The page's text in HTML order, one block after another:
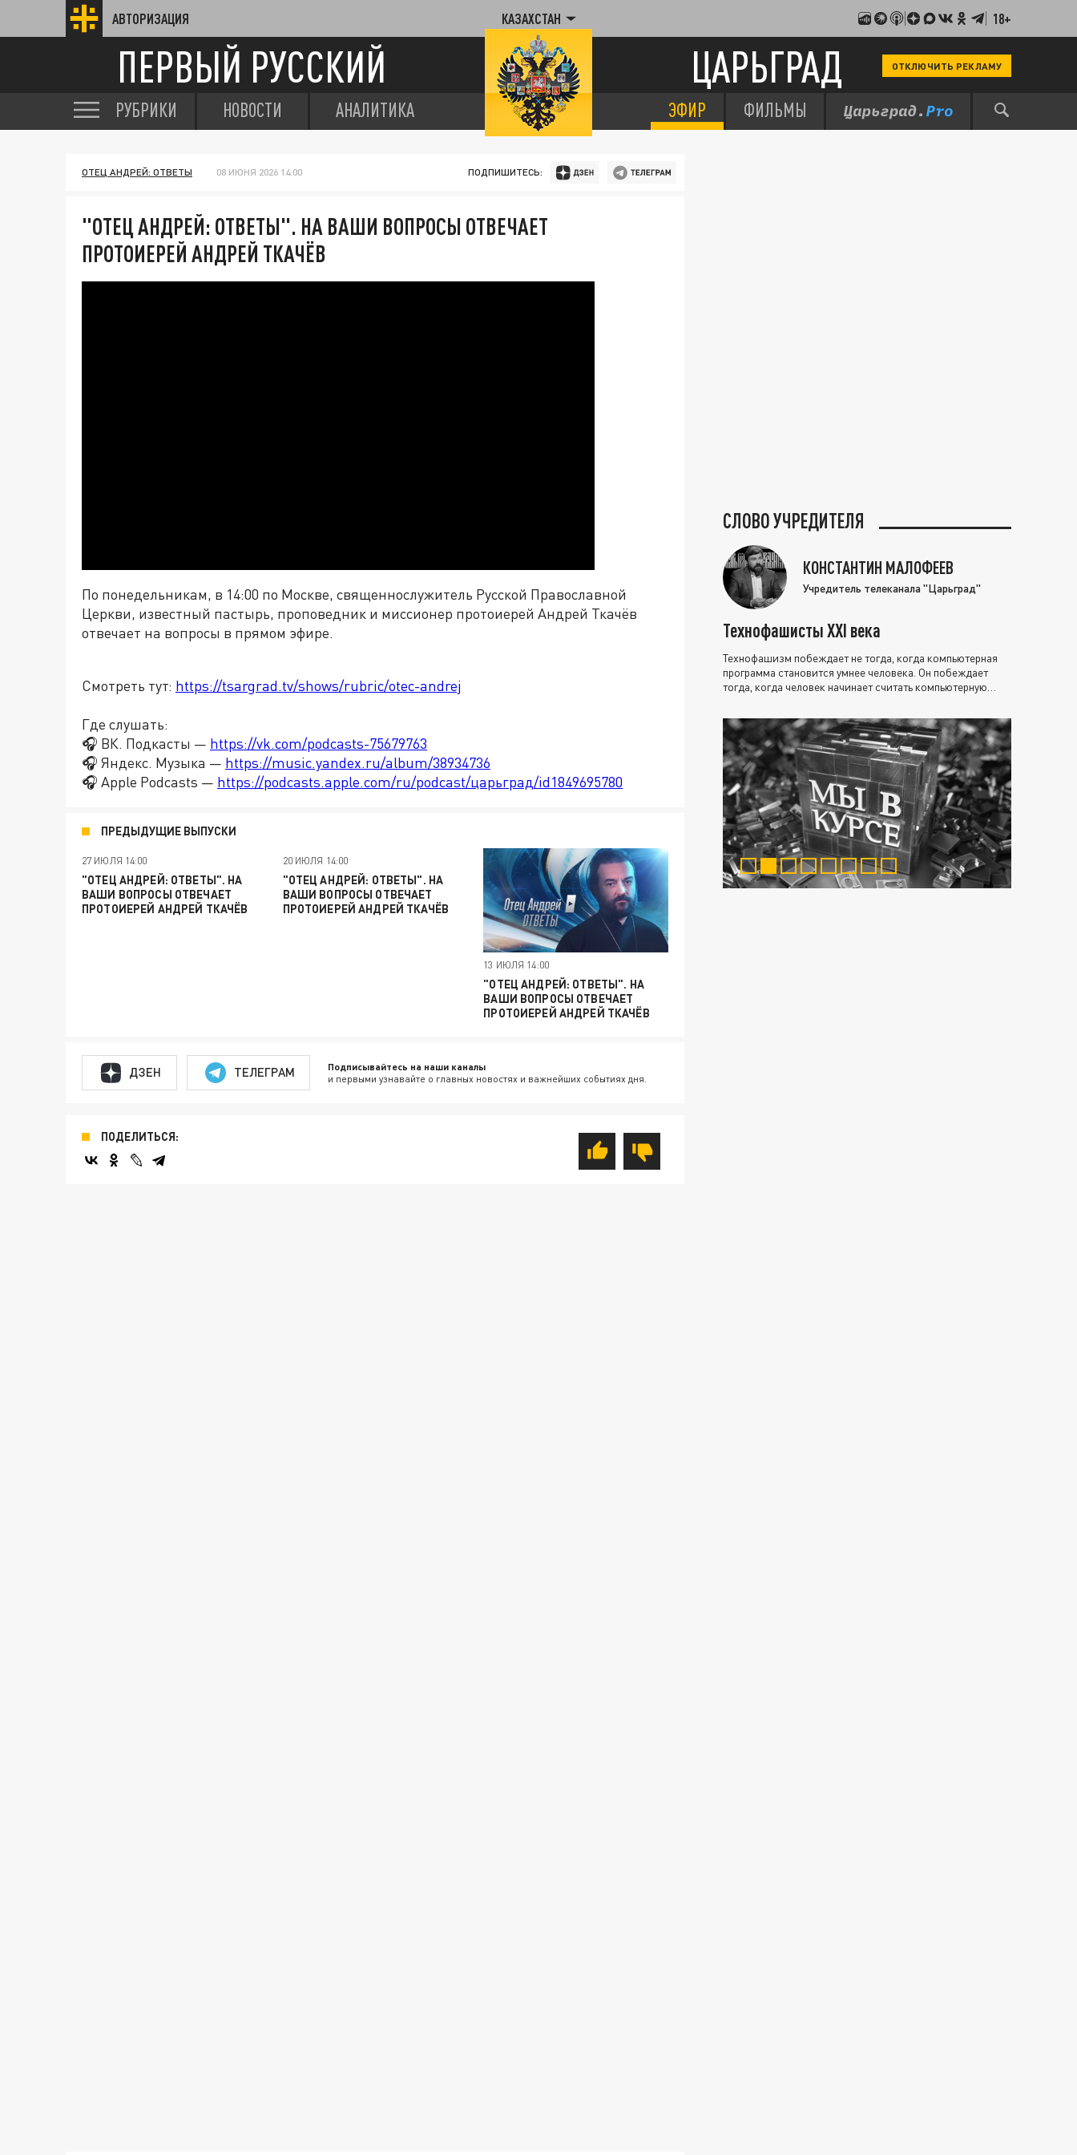
АВТОРИЗАЦИЯ КАЗАХСТАН 18+
ПЕРВЫЙ РУССКИЙ ЦАРЬГРАД ОТКЛЮЧИТЬ РЕКЛАМУ
РУБРИКИ НОВОСТИ АНАЛИТИКА ЭФИР ФИЛЬМЫ
ОТЕЦ АНДРЕЙ: ОТВЕТЫ 08 ИЮНЯ 2026 14:00 ПОДПИШИТЕСЬ:
"ОТЕЦ АНДРЕЙ: ОТВЕТЫ". НА ВАШИ ВОПРОСЫ ОТВЕЧАЕТ
ПРОТОИЕРЕЙ АНДРЕЙ ТКАЧЁВ
По понедельникам, в 14:00 по Москве, священнослужитель Русской Православной
Церкви, известный пастырь, проповедник и миссионер протоиерей Андрей Ткачёв
отвечает на вопросы в прямом эфире.
Смотреть тут: https://tsargrad.tv/shows/rubric/otec-andrej
Где слушать:
🎧 ВК. Подкасты — https://vk.com/podcasts-75679763
🎧 Яндекс. Музыка — https://music.yandex.ru/album/38934736
🎧 Apple Podcasts — https://podcasts.apple.com/ru/podcast/царьград/id1849695780
ПРЕДЫДУЩИЕ ВЫПУСКИ
27 ИЮЛЯ 14:00
"ОТЕЦ АНДРЕЙ: ОТВЕТЫ". НА
ВАШИ ВОПРОСЫ ОТВЕЧАЕТ
ПРОТОИЕРЕЙ АНДРЕЙ ТКАЧЁВ
20 ИЮЛЯ 14:00
"ОТЕЦ АНДРЕЙ: ОТВЕТЫ". НА
ВАШИ ВОПРОСЫ ОТВЕЧАЕТ
ПРОТОИЕРЕЙ АНДРЕЙ ТКАЧЁВ
13 ИЮЛЯ 14:00
"ОТЕЦ АНДРЕЙ: ОТВЕТЫ". НА
ВАШИ ВОПРОСЫ ОТВЕЧАЕТ
ПРОТОИЕРЕЙ АНДРЕЙ ТКАЧЁВ
ДЗЕН ТЕЛЕГРАМ Подписывайтесь на наши каналы
и первыми узнавайте о главных новостях и важнейших событиях дня.
ПОДЕЛИТЬСЯ:
СЛОВО УЧРЕДИТЕЛЯ
КОНСТАНТИН МАЛОФЕЕВ
Учредитель телеканала "Царьград"
Технофашисты XXI века
Технофашизм побеждает не тогда, когда компьютерная
программа становится умнее человека. Он побеждает
тогда, когда человек начинает считать компьютерную